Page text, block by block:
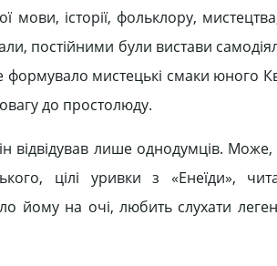
історії, фольклору,
постійними були вистави
мистецькі смаки юного
до простолюду.
відвідував лише однодумців. Може,
цілі уривки з «Енеїди»,
йому на очі, любить слухати